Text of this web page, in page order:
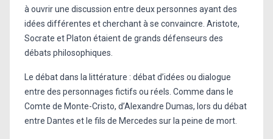
à ouvrir une discussion entre deux personnes ayant des
idées différentes et cherchant à se convaincre. Aristote,
Socrate et Platon étaient de grands défenseurs des
débats philosophiques.
Le débat dans la littérature : débat d’idées ou dialogue
entre des personnages fictifs ou réels. Comme dans le
Comte de Monte-Cristo, d’Alexandre Dumas, lors du débat
entre Dantes et le fils de Mercedes sur la peine de mort.